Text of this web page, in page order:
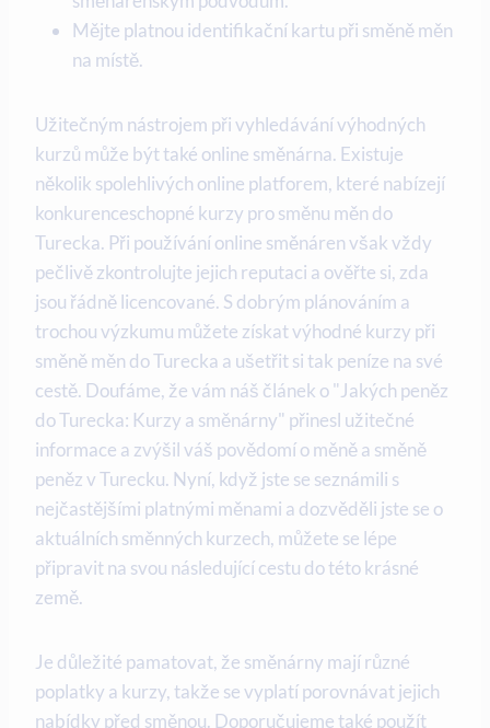
Mějte platnou identifikační kartu při směně měn
na místě.
Užitečným nástrojem při vyhledávání výhodných
kurzů může být také online směnárna. Existuje
několik spolehlivých online platforem, které nabízejí
konkurenceschopné kurzy pro směnu měn do
Turecka. Při používání online směnáren však vždy
pečlivě zkontrolujte jejich reputaci a ověřte si, zda
jsou řádně licencované. S dobrým plánováním a
trochou výzkumu můžete získat výhodné kurzy při
směně měn do Turecka a ušetřit si tak peníze na své
cestě. Doufáme, že vám náš článek o "Jakých peněz
do Turecka: Kurzy a směnárny" přinesl užitečné
informace a zvýšil váš povědomí o měně a směně
peněz v Turecku. Nyní, když jste se seznámili s
nejčastějšími platnými měnami a dozvěděli jste se o
aktuálních směnných kurzech, můžete se lépe
připravit na svou následující cestu do této krásné
země.
Je důležité pamatovat, že směnárny mají různé
poplatky a kurzy, takže se vyplatí porovnávat jejich
nabídky před směnou. Doporučujeme také použít